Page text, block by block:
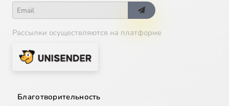
Рассылки осуществляются на платформе
Благотворительность